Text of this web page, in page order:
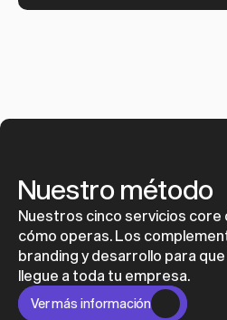
Nuestro método
Nuestros cinco servicios core
cómo operas. Los
branding y desarrollo para
llegue a toda tu empresa.
Ver más información